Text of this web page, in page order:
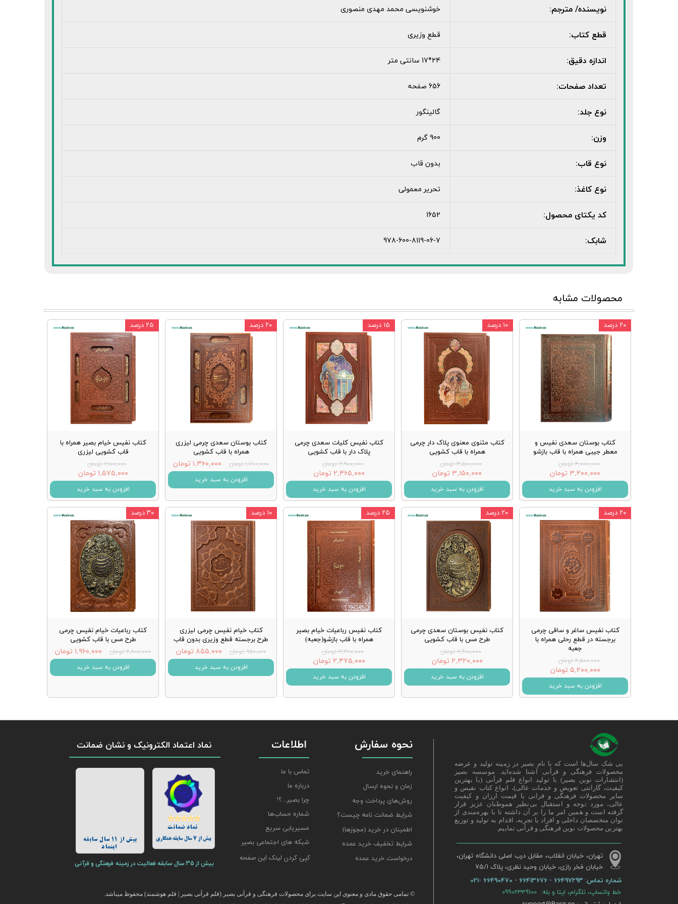
نویسنده/ مترجم: خوشنویسی محمد مهدی منصوری
قطع کتاب: قطع وزیری
اندازه دقیق: 24*17 سانتی متر
تعداد صفحات: 656 صفحه
نوع جلد: گالینگور
وزن: 900 گرم
نوع قاب: بدون قاب
نوع کاغذ: تحریر معمولی
کد یکتای محصول: 1652
شابک: 978-600-8119-06-7
محصولات مشابه
کتاب بوستان سعدی نفیس و
معطر جیبی همراه با قاب بازشو
۴,۰۰۰,۰۰۰ تومان
۳,۲۰۰,۰۰۰ تومان
افزودن به سبد خرید
۲۰ درصد
کتاب مثنوی معنوی پلاک دار چرمی
همراه با قاب کشویی
۳,۵۰۰,۰۰۰ تومان
۳,۱۵۰,۰۰۰ تومان
افزودن به سبد خرید
۱۰ درصد
کتاب نفیس کلیات سعدی چرمی
پلاک دار با قاب کشویی
۲,۹۰۰,۰۰۰ تومان
۲,۴۶۵,۰۰۰ تومان
افزودن به سبد خرید
۱۵ درصد
کتاب بوستان سعدی چرمی لیزری
همراه با قاب کشویی
۱,۷۰۰,۰۰۰ تومان ۱,۳۶۰,۰۰۰ تومان
افزودن به سبد خرید
۲۰ درصد
کتاب نفیس خیام بصیر همراه با
قاب کشویی لیزری
۲,۱۰۰,۰۰۰ تومان
۱,۵۷۵,۰۰۰ تومان
افزودن به سبد خرید
۲۵ درصد
کتاب نفیس ساغر و ساقی چرمی
برجسته در قطع رحلی همراه با
جعبه
۶,۵۰۰,۰۰۰ تومان
۵,۲۰۰,۰۰۰ تومان
افزودن به سبد خرید
۲۰ درصد
کتاب نفیس بوستان سعدی چرمی
طرح مس با قاب کشویی
۲,۹۰۰,۰۰۰ تومان
۲,۳۲۰,۰۰۰ تومان
افزودن به سبد خرید
۲۰ درصد
کتاب نفیس رباعیات خیام بصیر
همراه با قاب بازشو(جعبه)
۳,۳۰۰,۰۰۰ تومان
۲,۴۷۵,۰۰۰ تومان
افزودن به سبد خرید
۲۵ درصد
کتاب خیام نفیس چرمی لیزری
طرح برجسته قطع وزیری بدون قاب
۹۵۰,۰۰۰ تومان ۸۵۵,۰۰۰ تومان
افزودن به سبد خرید
۱۰ درصد
کتاب رباعیات خیام نفیس چرمی
طرح مس با قاب کشویی
۲,۸۰۰,۰۰۰ تومان ۱,۹۶۰,۰۰۰ تومان
افزودن به سبد خرید
۳۰ درصد
نحوه سفارش
راهنمای خرید
زمان و نحوه ارسال
روش‌های پرداخت وجه
شرایط ضمانت نامه چیست؟
اطمینان در خرید (مجوزها)
شرایط تخفیف خرید عمده
درخواست خرید عمده
© تمامی حقوق مادی و معنوی این سایت برای محصولات فرهنگی و قرآنی بصیر (قلم قرآنی بصیر | قلم هوشمند) محفوظ میباشد.
نماد اعتماد الکترونیک و نشان ضمانت
بیش از 11 سال سابقه
اینماد
بیش از 35 سال سابقه فعالیت در زمینه فرهنگی و قرآنی
بیش از 7 سال سابقه همکاری
اطلاعات
تماس با ما
درباره ما
چرا بصیر...؟!
شماره حساب‌ها
مسیریابی سریع
شبکه های اجتماعی بصیر
تهران، خیابان انقلاب، مقابل درب اصلی دانشگاه تهران،
خیابان فخر رازی، خیابان وحید نظری، پلاک ۷۵/۱​​​​​​​
شماره تماس:
بی شک سال‌ها است که با نام بصیر در زمینه تولید و عرضه
محصولات فرهنگی و قرآنی آشنا شده‌اید. موسسه بصیر
(انتشارات نوین بصیر) با تولید انواع قلم قرآنی (با بهترین
کیفیت، گارانتی تعویض و خدمات عالی)، انواع کتاب نفیس و
سایر محصولات فرهنگی و قرانی با قیمت ارزان و کیفیت
عالی، مورد توجه و استقبال بی‌نظیر هموطنان عزیز قرار
گرفته است و همین امر ما را بر آن داشته تا با بهره‌مندی از
توان متخصصان داخلی و افراد با تجربه، اقدام به تولید و توزیع
بهترین محصولات نوین فرهنگی و قرآنی نماییم.
خط واتساپ، تلگرام، ایتا و بله: 09902339100
کپی کردن لینک این صفحه